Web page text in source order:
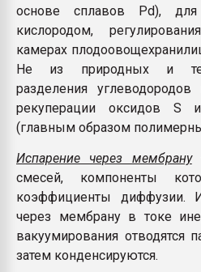
основе сплавов Pd), для
кислородом,
камерах
Не из природных и
разделения
рекуперации оксидов S
(главным образом
Испарение через мембрану
смесей, компоненты
коэффициенты диффузии.
через мембрану в токе
вакуумирования отводятся
затем конденсируются.